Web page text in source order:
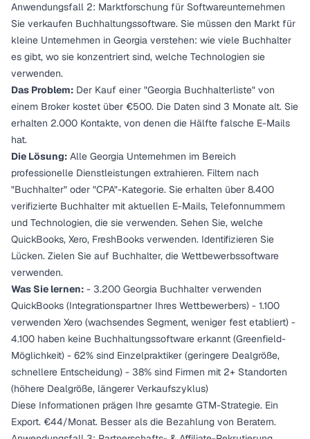
Anwendungsfall 2: Marktforschung für Softwareunternehmen
Sie verkaufen Buchhaltungssoftware. Sie müssen den Markt für
kleine Unternehmen in Georgia verstehen: wie viele Buchhalter
es gibt, wo sie konzentriert sind, welche Technologien sie
verwenden.
Das Problem: Der Kauf einer "Georgia Buchhalterliste" von
einem Broker kostet über €500. Die Daten sind 3 Monate alt. Sie
erhalten 2.000 Kontakte, von denen die Hälfte falsche E-Mails
hat.
Die Lösung: Alle Georgia Unternehmen im Bereich
professionelle Dienstleistungen extrahieren. Filtern nach
"Buchhalter" oder "CPA"-Kategorie. Sie erhalten über 8.400
verifizierte Buchhalter mit aktuellen E-Mails, Telefonnummern
und Technologien, die sie verwenden. Sehen Sie, welche
QuickBooks, Xero, FreshBooks verwenden. Identifizieren Sie
Lücken. Zielen Sie auf Buchhalter, die Wettbewerbssoftware
verwenden.
Was Sie lernen: - 3.200 Georgia Buchhalter verwenden
QuickBooks (Integrationspartner Ihres Wettbewerbers) - 1.100
verwenden Xero (wachsendes Segment, weniger fest etabliert) -
4.100 haben keine Buchhaltungssoftware erkannt (Greenfield-
Möglichkeit) - 62% sind Einzelpraktiker (geringere Dealgröße,
schnellere Entscheidung) - 38% sind Firmen mit 2+ Standorten
(höhere Dealgröße, längerer Verkaufszyklus)
Diese Informationen prägen Ihre gesamte GTM-Strategie. Ein
Export. €44/Monat. Besser als die Bezahlung von Beratern.